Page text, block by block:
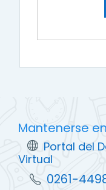
Mantenerse
Portal del
Virtual
0261-